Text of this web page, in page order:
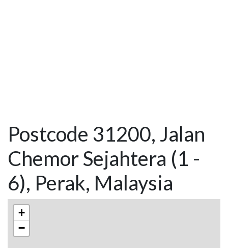
Postcode 31200, Jalan
Chemor Sejahtera (1 -
6), Perak, Malaysia
+
−